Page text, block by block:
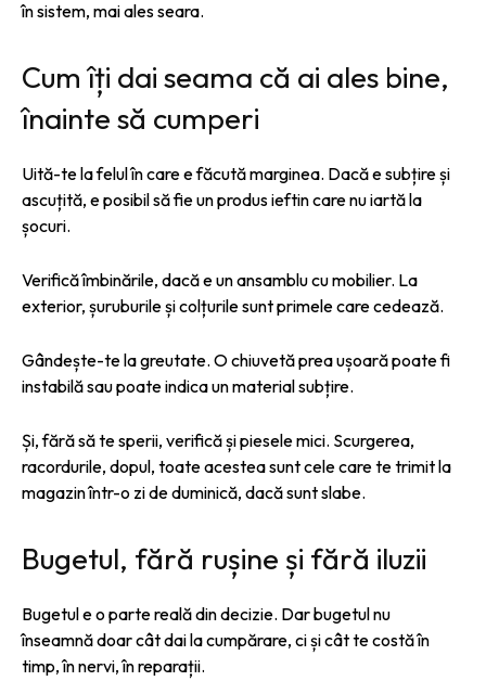
în sistem, mai ales seara.
Cum îți dai seama că ai ales bine,
înainte să cumperi
Uită-te la felul în care e făcută marginea. Dacă e subțire și
ascuțită, e posibil să fie un produs ieftin care nu iartă la
șocuri.
Verifică îmbinările, dacă e un ansamblu cu mobilier. La
exterior, șuruburile și colțurile sunt primele care cedează.
Gândește-te la greutate. O chiuvetă prea ușoară poate fi
instabilă sau poate indica un material subțire.
Și, fără să te sperii, verifică și piesele mici. Scurgerea,
racordurile, dopul, toate acestea sunt cele care te trimit la
magazin într-o zi de duminică, dacă sunt slabe.
Bugetul, fără rușine și fără iluzii
Bugetul e o parte reală din decizie. Dar bugetul nu
înseamnă doar cât dai la cumpărare, ci și cât te costă în
timp, în nervi, în reparații.